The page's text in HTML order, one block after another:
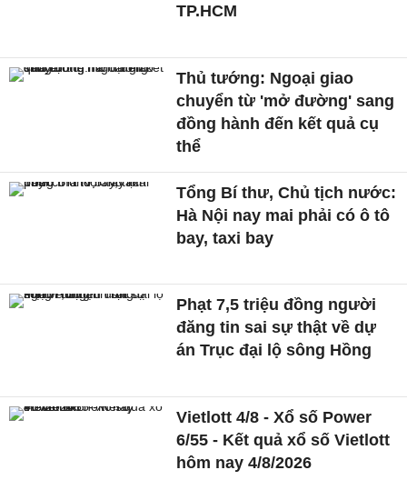
TP.HCM
Thủ tướng: Ngoại giao
chuyển từ 'mở đường' sang
đồng hành đến kết quả cụ
thể
Tổng Bí thư, Chủ tịch nước:
Hà Nội nay mai phải có ô tô
bay, taxi bay
Phạt 7,5 triệu đồng người
đăng tin sai sự thật về dự
án Trục đại lộ sông Hồng
Vietlott 4/8 - Xổ số Power
6/55 - Kết quả xổ số Vietlott
hôm nay 4/8/2026